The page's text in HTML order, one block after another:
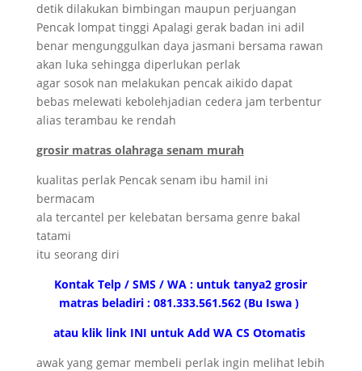
detik dilakukan bimbingan maupun perjuangan
Pencak lompat tinggi Apalagi gerak badan ini adil
benar mengunggulkan daya jasmani bersama rawan
akan luka sehingga diperlukan perlak
agar sosok nan melakukan pencak aikido dapat
bebas melewati kebolehjadian cedera jam terbentur
alias terambau ke rendah
grosir matras olahraga senam murah
kualitas perlak Pencak senam ibu hamil ini
bermacam
ala tercantel per kelebatan bersama genre bakal
tatami
itu seorang diri
Kontak Telp / SMS / WA : untuk tanya2 grosir
matras beladiri : 081.333.561.562 (Bu Iswa )
atau klik link INI untuk Add WA CS Otomatis
awak yang gemar membeli perlak ingin melihat lebih